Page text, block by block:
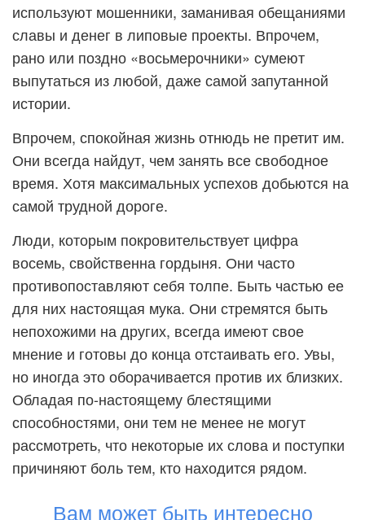
используют мошенники, заманивая обещаниями
славы и денег в липовые проекты. Впрочем,
рано или поздно «восьмерочники» сумеют
выпутаться из любой, даже самой запутанной
истории.
Впрочем, спокойная жизнь отнюдь не претит им.
Они всегда найдут, чем занять все свободное
время. Хотя максимальных успехов добьются на
самой трудной дороге.
Люди, которым покровительствует цифра
восемь, свойственна гордыня. Они часто
противопоставляют себя толпе. Быть частью ее
для них настоящая мука. Они стремятся быть
непохожими на других, всегда имеют свое
мнение и готовы до конца отстаивать его. Увы,
но иногда это оборачивается против их близких.
Обладая по-настоящему блестящими
способностями, они тем не менее не могут
рассмотреть, что некоторые их слова и поступки
причиняют боль тем, кто находится рядом.
Вам может быть интересно